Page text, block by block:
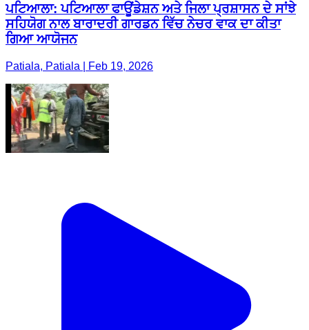
ਪਟਿਆਲਾ: ਪਟਿਆਲਾ ਫਾਊਂਡੇਸ਼ਨ ਅਤੇ ਜਿਲਾ ਪ੍ਰਸ਼ਾਸਨ ਦੇ ਸਾਂਝੇ
ਸਹਿਯੋਗ ਨਾਲ ਬਾਰਾਦਰੀ ਗਾਰਡਨ ਵਿੱਚ ਨੇਚਰ ਵਾਕ ਦਾ ਕੀਤਾ
ਗਿਆ ਆਯੋਜਨ
Patiala, Patiala | Feb 19, 2026